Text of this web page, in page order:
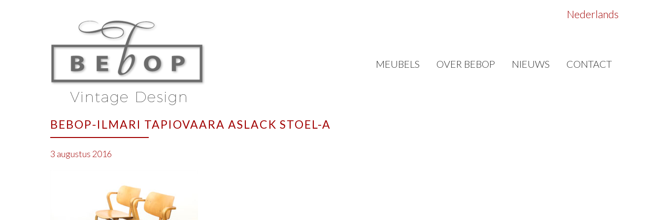
MEUBELS OVER BEBOP NIEUWS CONTACT
Nederlands
BEBOP-ILMARI TAPIOVAARA ASLACK STOEL-A
3 augustus 2016